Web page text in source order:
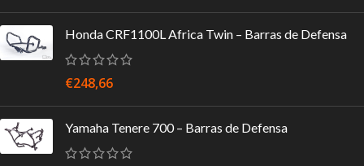
Honda CRF1100L Africa Twin – Barras de Defensa
€248,66
Yamaha Tenere 700 – Barras de Defensa